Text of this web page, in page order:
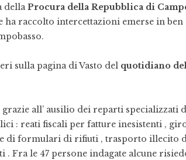
dellaProcura della Repubblica di
ha raccolto intercettazioni emerse in
sulla pagina di Vasto del quotidiano
all’ ausilio dei reparti specializzati
: reati fiscali per fatture inesistenti ,
di formulari di rifiuti , trasporto illecito
Fra le 47 persone indagate alcune